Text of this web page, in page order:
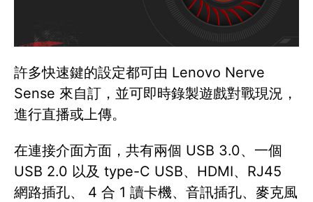
許多快速鍵的設定都可由 Lenovo Nerve
Sense 來自訂，並可即時錄製遊戲對戰現況，
進行直播或上傳。
在連接介面方面，共有兩個 USB 3.0、一個
USB 2.0 以及 type-C USB、HDMI、RJ45
網路插孔、 4 合 1 讀卡機、音訊插孔、麥克風